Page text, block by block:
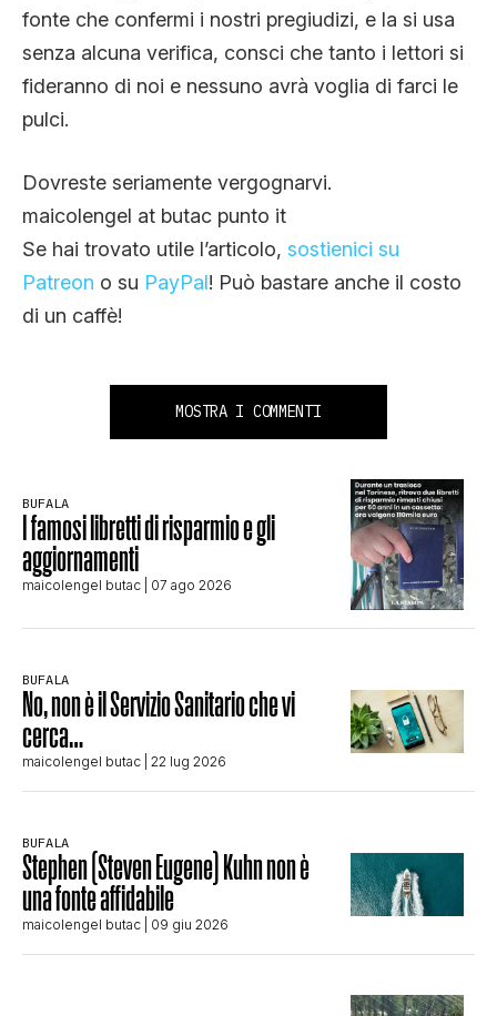
fonte che confermi i nostri pregiudizi, e la si usa
senza alcuna verifica, consci che tanto i lettori si
fideranno di noi e nessuno avrà voglia di farci le
pulci.
Dovreste seriamente vergognarvi.
maicolengel at butac punto it
Se hai trovato utile l’articolo, sostienici su
Patreon o su PayPal! Può bastare anche il costo
di un caffè!
MOSTRA I COMMENTI
BUFALA
I famosi libretti di risparmio e gli
aggiornamenti
maicolengel butac | 07 ago 2026
BUFALA
No, non è il Servizio Sanitario che vi
cerca…
maicolengel butac | 22 lug 2026
BUFALA
Stephen (Steven Eugene) Kuhn non è
una fonte affidabile
maicolengel butac | 09 giu 2026